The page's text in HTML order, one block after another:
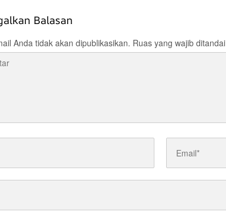
Balasan
Anda tidak akan dipublikasikan. Ruas yang wajib ditandai